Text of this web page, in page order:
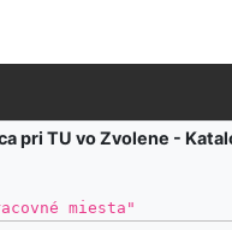
pri TU vo Zvolene -
miesta"